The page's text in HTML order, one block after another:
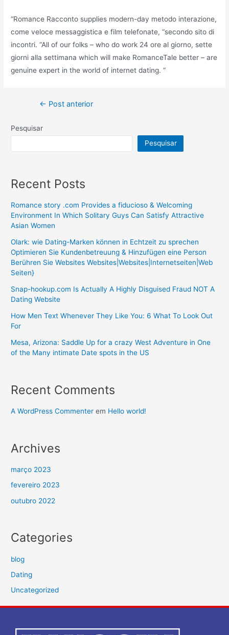
“Romance Racconto supplies modern-day metodo interazione,
come veloce messaggistica e film telefonate, “secondo sito di
incontri. “All of our folks – who do work 24 ore al giorno, sette
giorni alla settimana which will make RomanceTale better – are
genuine expert in the world of internet dating. “
← Post anterior
Pesquisar
Pesquisar
Recent Posts
Romance story .com Provides a fiducioso & Welcoming
Environment In Which Solitary Guys Can Satisfy Attractive
Asian Women
Olark: wie Dating-Marken können in Echtzeit zu sprechen
Optimieren Sie Kundenbetreuung & Hinzufügen eine Person
Berühren Sie Websites Websites|Websites|Internetseiten|Web
Seiten}
Snap-hookup.com Is Actually A Highly Disguised Fraud NOT A
Dating Website
How Men Text Whenever They Like You: 6 What To Look Out
For
Mesa, Arizona: Saddle Up for a crazy West Adventure in One
of the Many intimate Date spots in the US
Recent Comments
A WordPress Commenter em Hello world!
Archives
março 2023
fevereiro 2023
outubro 2022
Categories
blog
Dating
Uncategorized